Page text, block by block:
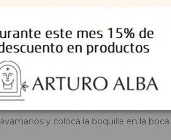
por la noche.
y coloca la boquilla en la boca.